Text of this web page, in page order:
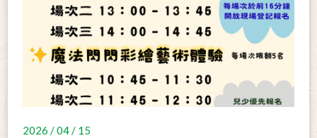
2026 / 04 / 15